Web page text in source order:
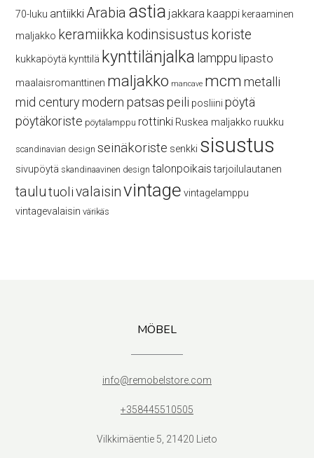
70-luku antiikki Arabia astia jakkara kaappi keraaminen
maljakko keramiikka kodinsisustus koriste
kukkapöytä kynttilä kynttilänjalka lamppu lipasto
maalaisromanttinen maljakko mancave mcm metalli
mid century modern patsaspeili posliini pöytä
pöytäkoriste pöytälamppu rottinki Ruskea maljakko ruukku
scandinavian design seinäkoriste senkki sisustus
sivupöytä skandinaavinen design talonpoikais tarjoilulautanen
taulutuolivalaisinvintage vintagelamppu
vintagevalaisin värikäs
MÖBEL
info@remobelstore.com
+358445510505
Vilkkimäentie 5, 21420 Lieto